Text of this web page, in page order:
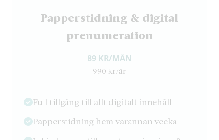
Papperstidning & digital
prenumeration
89 KR/MÅN
990 kr/år
Full tillgång till allt digitalt innehåll
Papperstidning hem varannan vecka